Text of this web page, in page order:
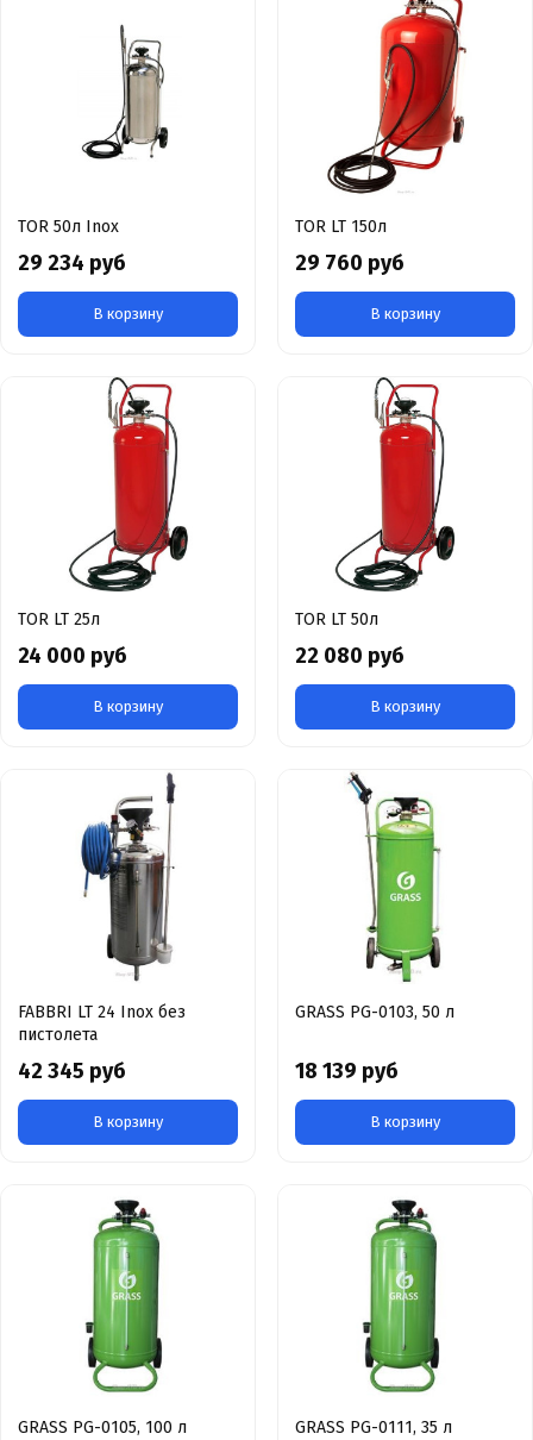
TOR 50л Inox
29 234 руб
В корзину
TOR LT 150л
29 760 руб
В корзину
TOR LT 25л
24 000 руб
В корзину
TOR LT 50л
22 080 руб
В корзину
FABBRI LT 24 Inox без
пистолета
42 345 руб
В корзину
GRASS PG-0103, 50 л
18 139 руб
В корзину
GRASS PG-0105, 100 л GRASS PG-0111, 35 л